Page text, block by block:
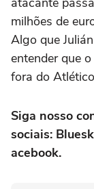
milhões de
Algo que
entender que
fora do
Siga nosso
sociais:
acebook.